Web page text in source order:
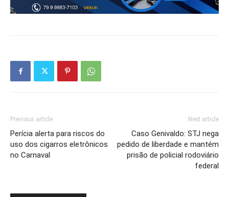
Previous article
Perícia alerta para riscos do
uso dos cigarros eletrônicos
no Carnaval
Next article
Caso Genivaldo: STJ nega
pedido de liberdade e mantém
prisão de policial rodoviário
federal